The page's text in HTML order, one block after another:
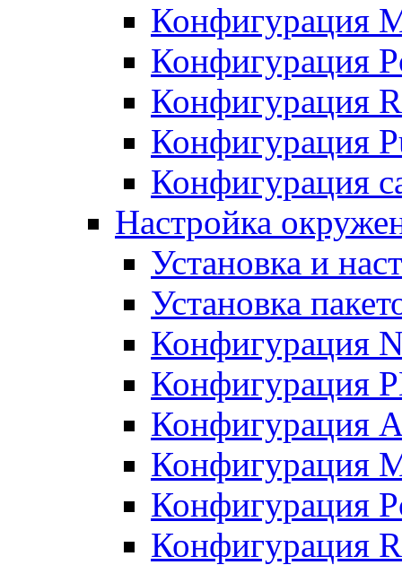
Конфигурация
Конфигурация
Конфигурация
Конфигурация
Конфигурация
Настройка
Установка и
Установка
Конфигурация
Конфигурация
Конфигурация
Конфигурация
Конфигурация
Конфигурация